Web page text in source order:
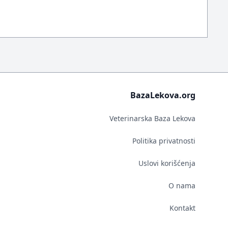
BazaLekova.org
Veterinarska Baza Lekova
Politika privatnosti
Uslovi korišćenja
O nama
Kontakt